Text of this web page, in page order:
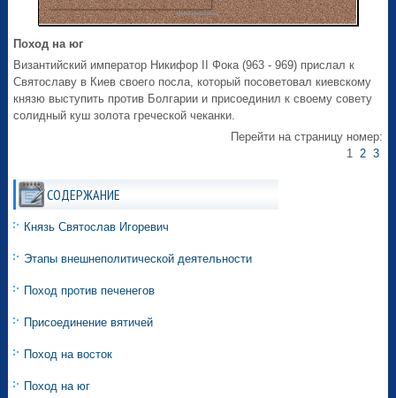
Поход на юг
Византийский император Никифор II Фока (963 - 969) прислал к
Святославу в Киев своего посла, который посоветовал киевскому
князю выступить против Болгарии и присоединил к своему совету
солидный куш золота греческой чеканки.
Перейти на страницу номер:
1 2 3
СОДЕРЖАНИЕ
Князь Святослав Игоревич
Этапы внешнеполитической деятельности
Поход против печенегов
Присоединение вятичей
Поход на восток
Поход на юг